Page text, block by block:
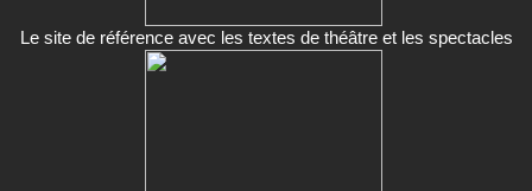
Le site de référence avec les textes de théâtre et les spectacles